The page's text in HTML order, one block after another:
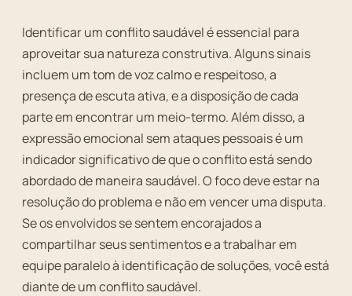
Identificar um conflito saudável é essencial para
aproveitar sua natureza construtiva. Alguns sinais
incluem um tom de voz calmo e respeitoso, a
presença de escuta ativa, e a disposição de cada
parte em encontrar um meio-termo. Além disso, a
expressão emocional sem ataques pessoais é um
indicador significativo de que o conflito está sendo
abordado de maneira saudável. O foco deve estar na
resolução do problema e não em vencer uma disputa.
Se os envolvidos se sentem encorajados a
compartilhar seus sentimentos e a trabalhar em
equipe paralelo à identificação de soluções, você está
diante de um conflito saudável.